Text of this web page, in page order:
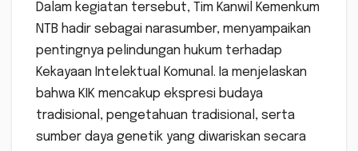
Dalam kegiatan tersebut, Tim Kanwil Kemenkum
NTB hadir sebagai narasumber, menyampaikan
pentingnya pelindungan hukum terhadap
Kekayaan Intelektual Komunal. Ia menjelaskan
bahwa KIK mencakup ekspresi budaya
tradisional, pengetahuan tradisional, serta
sumber daya genetik yang diwariskan secara